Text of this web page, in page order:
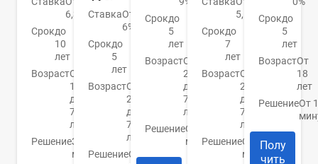
6,3%
Срокдо
10
лет
ВозрастОт
19
до
75
лет
РешениеЗа 15
минут
СтавкаОт
6%
Срокдо
5
лет
ВозрастОт
20
до
70
лет
РешениеОт 1
Срокдо
5
лет
ВозрастОт
21
до
76
лет
РешениеОт 30
минут
5,5%
Срокдо
7
лет
ВозрастОт
23
до
70
лет
РешениеОт 10
минут
Срокдо
5
лет
ВозрастОт
18
лет
РешениеОт 1
Полу
чить